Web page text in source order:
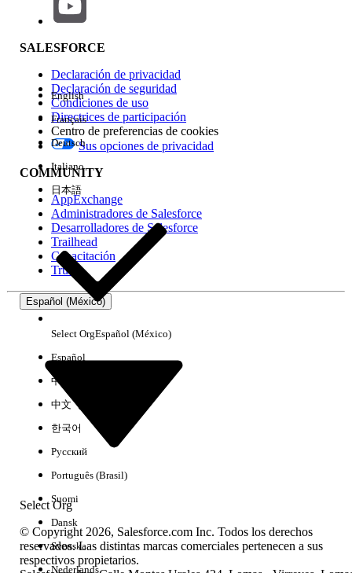
Repercusión de función
Edición
Experiencia
No hay resultados
SALESFORCE
Declaración de privacidad
Declaración de seguridad
Condiciones de uso
Directrices de participación
Centro de preferencias de cookies
Sus opciones de privacidad
COMMUNITY
AppExchange
Administradores de Salesforce
Desarrolladores de Salesforce
Trailhead
Capacitación
Trust
Español (México)
Select Org
English
Français
Deutsch
Italiano
日本語
Select OrgEspañol (México)
Español
中文（简体）
中文（繁體）
한국어
Русский
Português (Brasil)
Suomi
Dansk
Svenska
Nederlands
© Copyright 2026, Salesforce.com Inc. Todos los derechos
reservados. Las distintas marcas comerciales pertenecen a sus
respectivos propietarios.